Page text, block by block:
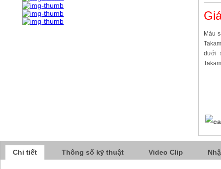
Màu
dưới
Chi tiết Thông số kỹ thuật Video Clip